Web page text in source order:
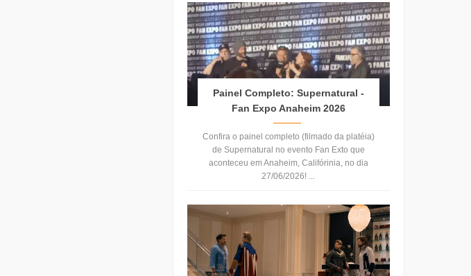
Painel Completo: Supernatural -
Fan Expo Anaheim 2026
Confira o painel completo (filmado da platéia)
de Supernatural no evento Fan Exto que
aconteceu em Anaheim, Califórinia, no dia
27/06/2026! ...